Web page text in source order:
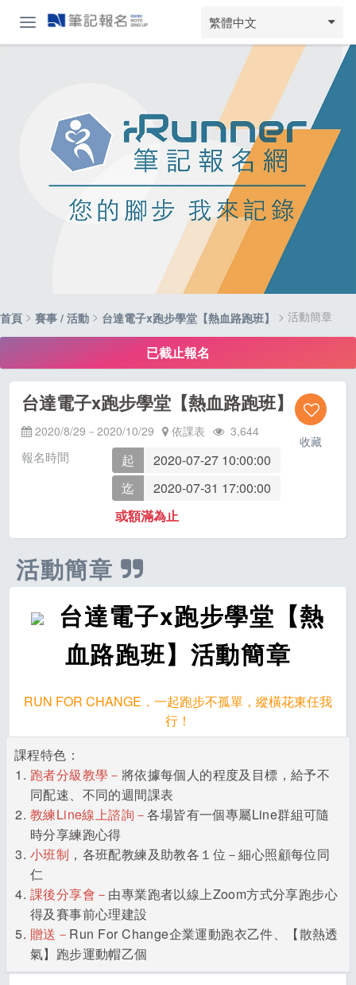
繁體中文
首頁 > 賽事 / 活動 > 台達電子x跑步學堂【熱血路跑班】 > 活動簡章
已截止報名
收藏
台達電子x跑步學堂【熱血路跑班】
2020/8/29－2020/10/29 依課表 3,644
報名時間 起
2020-07-27 10:00:00
迄
2020-07-31 17:00:00
或額滿為止
活動簡章
台達電子x跑步學堂【熱
血路跑班】活動簡章
RUN FOR CHANGE．一起跑步不孤單，縱橫花東任我
行！
課程特色：
跑者分級教學－ 將依據每個人的程度及目標，給予不
同配速、不同的週間課表
教練Line線上諮詢－各場皆有一個專屬Line群組可隨
時分享練跑心得
小班制 ，各班配教練及助教各１位－細心照顧每位同
仁
課後分享會－ 由專業跑者以線上Zoom方式分享跑步心
得及賽事前心理建設
贈送－ Run For Change企業運動跑衣乙件、【散熱透
氣】跑步運動帽乙個